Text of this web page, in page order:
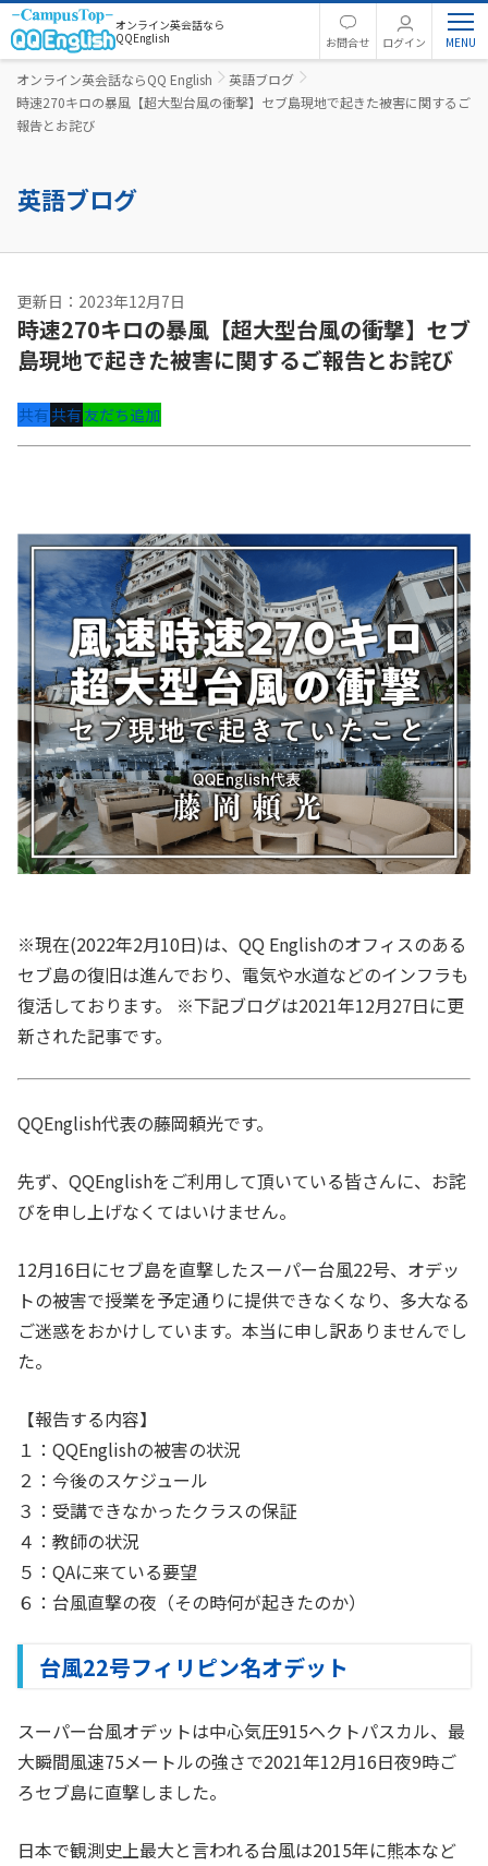
オンライン英会話なら
QQEnglish
お問合せ ログイン
オンライン英会話ならQQ English
英語ブログ
時速270キロの暴風【超大型台風の衝撃】セブ島現地で起きた被害に関するご
報告とお詫び
英語ブログ
更新日：2023年12月7日
時速270キロの暴風【超大型台風の衝撃】セブ
島現地で起きた被害に関するご報告とお詫び
共有共有友だち追加
※現在(2022年2月10日)は、QQ Englishのオフィスのある
セブ島の復旧は進んでおり、電気や水道などのインフラも
復活しております。 ※下記ブログは2021年12月27日に更
新された記事です。
QQEnglish代表の藤岡頼光です。
先ず、QQEnglishをご利用して頂いている皆さんに、お詫
びを申し上げなくてはいけません。
12月16日にセブ島を直撃したスーパー台風22号、オデッ
トの被害で授業を予定通りに提供できなくなり、多大なる
ご迷惑をおかけしています。本当に申し訳ありませんでし
た。
【報告する内容】
１：QQEnglishの被害の状況
２：今後のスケジュール
３：受講できなかったクラスの保証
４：教師の状況
５：QAに来ている要望
６：台風直撃の夜（その時何が起きたのか）
台風22号フィリピン名オデット
スーパー台風オデットは中心気圧915ヘクトパスカル、最
大瞬間風速75メートルの強さで2021年12月16日夜9時ご
ろセブ島に直撃しました。
日本で観測史上最大と言われる台風は2015年に熊本など